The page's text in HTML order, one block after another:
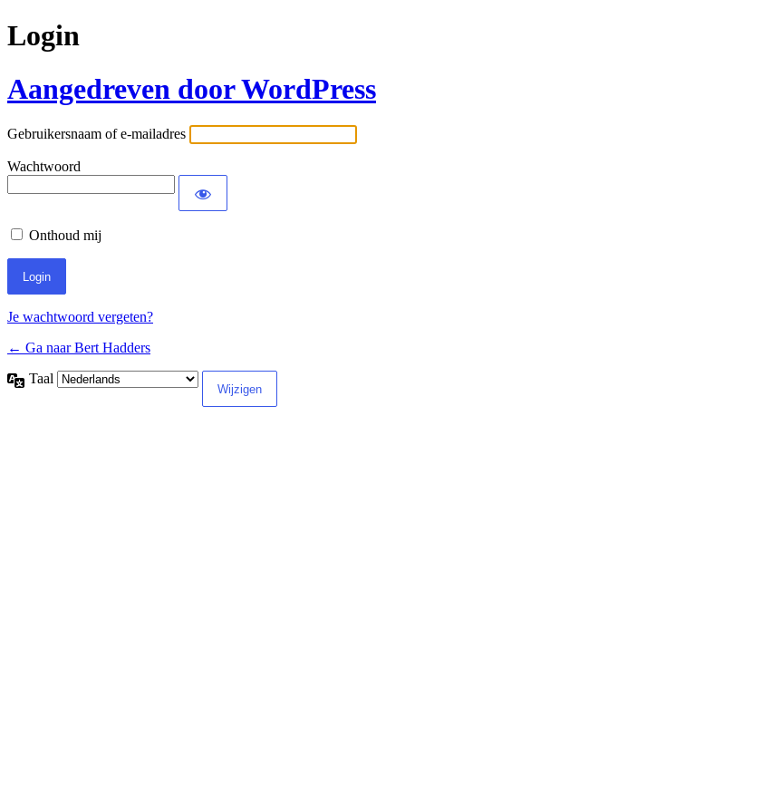
Login
Aangedreven door WordPress
Gebruikersnaam of e-mailadres
Wachtwoord
Onthoud mij
Je wachtwoord vergeten?
← Ga naar Bert Hadders
Taal